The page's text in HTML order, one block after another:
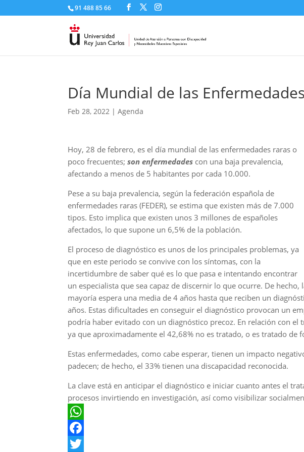
91 488 85 66
Día Mundial de las
Feb 28, 2022 |Agenda
Hoy, 28 de febrero, es el día mundial de las enfermedades raras o
poco frecuentes;son enfermedades con una baja prevalencia,
afectando a menos de 5 habitantes por cada 10.000.
Pese a su baja prevalencia, según la federación española de
enfermedades raras (FEDER), se estima que existen más de 7.000
tipos. Esto implica que existen unos 3 millones de españoles
afectados, lo que supone un 6,5% de la población.
El proceso de diagnóstico es unos de los principales problemas, ya
que en este periodo se convive con los síntomas, con la
incertidumbre de saber qué es lo que pasa e intentando encontrar
un especialista que sea capaz de discernir lo que ocurre. De hecho,
mayoría espera una media de 4 años hasta que reciben un
años. Estas dificultades en conseguir el diagnóstico provocan un
podría haber evitado con un diagnóstico precoz. En relación con
ya que aproximadamente el 42,68% no es tratado, o es tratado de
Estas enfermedades, como cabe esperar, tienen un impacto
padecen; de hecho, el 33% tienen una discapacidad reconocida.
La clave está en anticipar el diagnóstico e iniciar cuanto antes el
procesos invirtiendo en investigación, así como visibilizar
W
h
F